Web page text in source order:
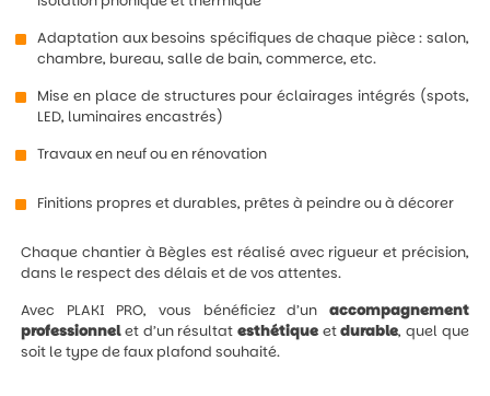
Adaptation aux besoins spécifiques de chaque pièce : salon,
chambre, bureau, salle de bain, commerce, etc.
Mise en place de structures pour éclairages intégrés (spots,
LED, luminaires encastrés)
Travaux en neuf ou en rénovation
Finitions propres et durables, prêtes à peindre ou à décorer
Chaque chantier à Bègles est réalisé avec rigueur et précision,
dans le respect des délais et de vos attentes.
Avec PLAKI PRO, vous bénéficiez d’un accompagnement
professionnelet d’un résultat esthétique etdurable, quel que
soit le type de faux plafond souhaité.